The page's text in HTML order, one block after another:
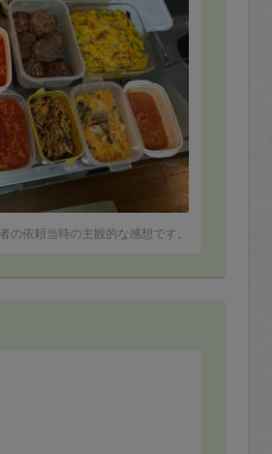
の依頼当時の主観的な感想です。